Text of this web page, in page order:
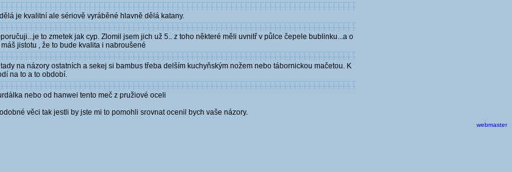
je kvalitní ale sériově vyráběné hlavně dělá katany.
to zmetek jak cyp. Zlomil jsem jich už 5.. z toho některé měli uvnitř v půlce čepele bublinku...a o
jistotu , že to bude kvalita i nabroušené
na názory ostatních a sekej si bambus třeba delším kuchyňským nožem nebo tábornickou mačetou. K
na to a to období.
nebo od hanwei tento meč z pružiové oceli
věci tak jestli by jste mi to pomohli srovnat ocenil bych vaše názory.
webmaster